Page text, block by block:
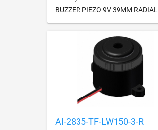
BUZZER PIEZO 9V 39MM RADIAL
AI-2835-TF-LW150-3-R